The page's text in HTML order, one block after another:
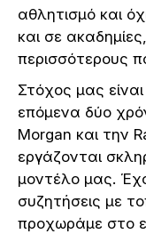
αθλητισμό και
και σε
περισσότερους
Στόχος μας
επόμενα δύο
Morgan και την
εργάζονται
μοντέλο μας.
συζητήσεις με
προχωράμε στο